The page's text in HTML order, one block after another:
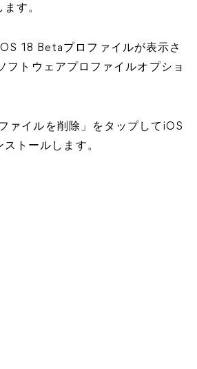
す。
18 Betaプロファイルが表示さ
フトウェアプロファイルオプショ
ァイルを削除」をタップしてiOS
トールします。